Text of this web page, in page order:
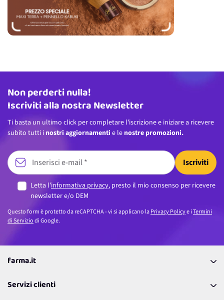
Indirizzo email
Non perderti nulla!
Iscriviti alla nostra Newsletter
Ti basta un ultimo click per completare l’iscrizione e iniziare a ricevere
subito tutti i nostri aggiornamenti e le nostre promozioni.
Iscriviti
Letta l’informativa privacy, presto il mio consenso per ricevere
newsletter e/o DEM
Questo form è protetto da reCAPTCHA - vi si applicano laPrivacy Policye iTermini
di Serviziodi Google.
farma.it
Coupon
Servizi clienti